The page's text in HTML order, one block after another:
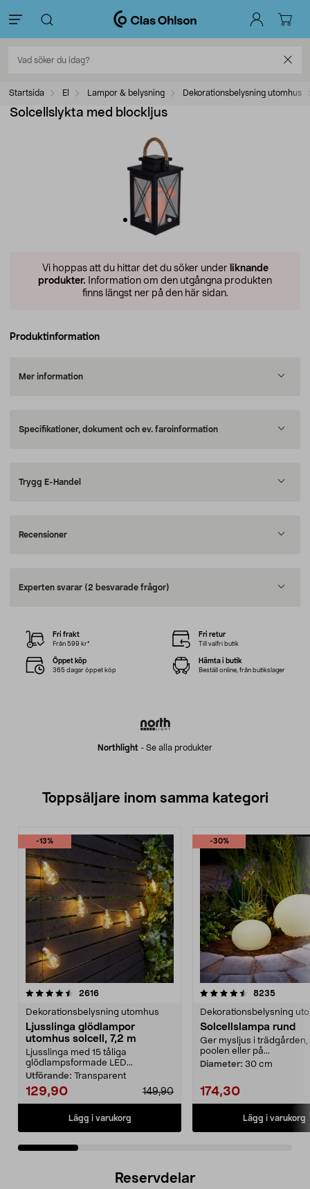
Startsida El Lampor & belysning Dekorationsbelysning utomhus
Solcellslykta med blockljus
Vi hoppas att du hittar det du söker under liknande
produkter. Information om den utgångna produkten
finns längst ner på den här sidan.
Produktinformation
Mer information
Specifikationer, dokument och ev. faroinformation
Trygg E-Handel
Recensioner
Experten svarar (2 besvarade frågor)
Northlight - Se alla produkter
Fri frakt
Från 599 kr*
Fri retur
Till valfri butik
Öppet köp
365 dagar öppet köp
Hämta i butik
Beställ online, från butikslager
Toppsäljare inom samma kategori
-13%
2616recensioner
Dekorationsbelysning utomhus
Ljusslinga glödlampor
utomhus solcell, 7,2 m
Ljusslinga med 15 tåliga
glödlampsformade LED...
Utförande: Transparent
129,90 149,90
Lägg i varukorg
-30%
4.5 av 5 stjärnor 8235
Dekorationsbelysning
Solcellslampa rund
Ger mysljus i trädgården,
poolen eller på...
Diameter: 30 cm
174,30
Lägg i varukorg
4.5 av 5 stjärnor
Reservdelar